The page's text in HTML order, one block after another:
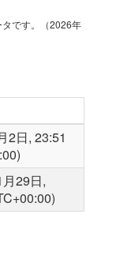
です。（2026年
2日, 23:51
29日,